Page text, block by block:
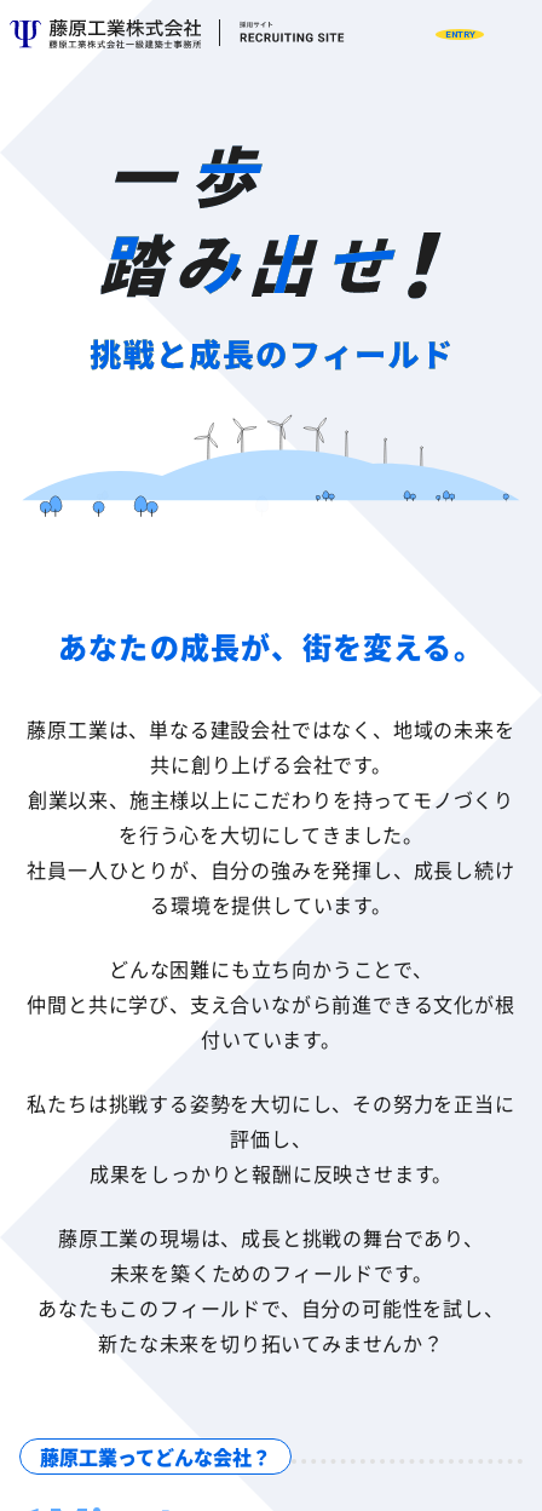
ENTRY
あなたの成長が、街を変える。
藤原工業は、単なる建設会社ではなく、地域の未来を
共に創り上げる会社です。
創業以来、施主様以上にこだわりを持ってモノづくり
を行う心を大切にしてきました。
社員一人ひとりが、自分の強みを発揮し、成長し続け
る環境を提供しています。
どんな困難にも立ち向かうことで、
仲間と共に学び、支え合いながら前進できる文化が根
付いています。
私たちは挑戦する姿勢を大切にし、その努力を正当に
評価し、
成果をしっかりと報酬に反映させます。
藤原工業の現場は、成長と挑戦の舞台であり、
未来を築くためのフィールドです。
あなたもこのフィールドで、自分の可能性を試し、
新たな未来を切り拓いてみませんか？
藤原工業ってどんな会社？